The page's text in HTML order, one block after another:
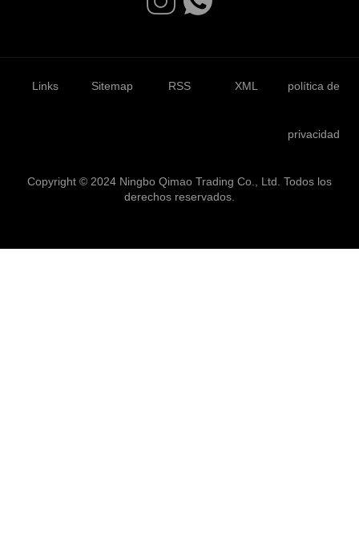
Links Sitemap RSS XML política de
privacidad
Copyright © 2024 Ningbo Qimao Trading Co., Ltd. Todos los
derechos reservados.